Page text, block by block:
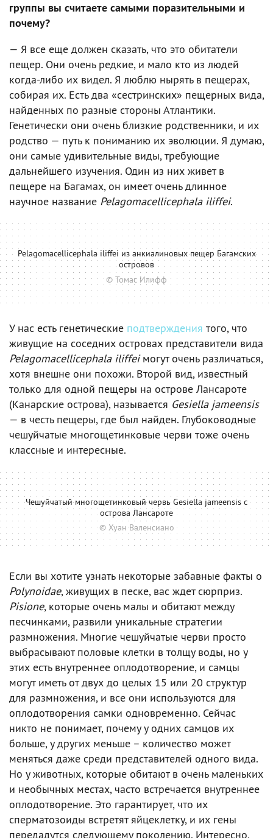
группы вы считаете самыми поразительными и
почему?
— Я все еще должен сказать, что это обитатели
пещер. Они очень редкие, и мало кто из людей
когда-либо их видел. Я люблю нырять в пещерах,
собирая их. Есть два «сестринских» пещерных вида,
найденных по разные стороны Атлантики.
Генетически они очень близкие родственники, и их
родство — путь к пониманию их эволюции. Я думаю,
они самые удивительные виды, требующие
дальнейшего изучения. Один из них живет в
пещере на Багамах, он имеет очень длинное
научное название Pelagomacellicephala iliffei.
Pelagomacellicephala iliffei из анкиалиновых пещер Багамских
островов
© Томас Илифф
У нас есть генетические подтверждения того, что
живущие на соседних островах представители вида
Pelagomacellicephala iliffeiмогут очень различаться,
хотя внешне они похожи. Второй вид, известный
только для одной пещеры на острове Лансароте
(Канарские острова), называется Gesiella jameensis
— в честь пещеры, где был найден. Глубоководные
чешуйчатые многощетинковые черви тоже очень
классные и интересные.
Чешуйчатый многощетинковый червь Gesiella jameensis с
острова Лансароте
© Хуан Валенсиано
Если вы хотите узнать некоторые забавные факты о
Polynoidae, живущих в песке, вас ждет сюрприз.
Pisione, которые очень малы и обитают между
песчинками, развили уникальные стратегии
размножения. Многие чешуйчатые черви просто
выбрасывают половые клетки в толщу воды, но у
этих есть внутреннее оплодотворение, и самцы
могут иметь от двух до целых 15 или 20 структур
для размножения, и все они используются для
оплодотворения самки одновременно. Сейчас
никто не понимает, почему у одних самцов их
больше, у других меньше – количество может
меняться даже среди представителей одного вида.
Но у животных, которые обитают в очень маленьких
и необычных местах, часто встречается внутреннее
оплодотворение. Это гарантирует, что их
сперматозоиды встретят яйцеклетку, и их гены
передадутся следующему поколению. Интересно,